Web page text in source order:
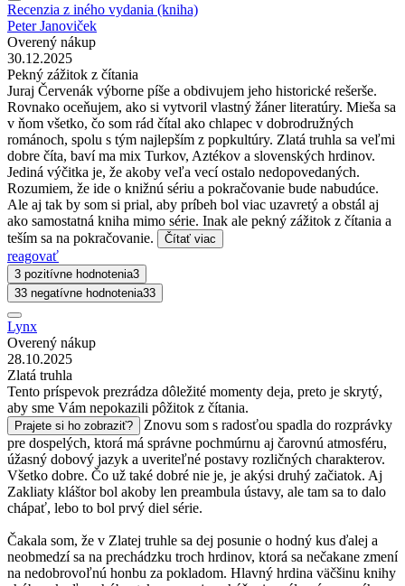
Recenzia z iného vydania (kniha)
Peter Janoviček
Overený nákup
30.12.2025
Pekný zážitok z čítania
Juraj Červenák výborne píše a obdivujem jeho historické rešerše.
Rovnako oceňujem, ako si vytvoril vlastný žáner literatúry. Mieša sa
v ňom všetko, čo som rád čítal ako chlapec v dobrodružných
románoch, spolu s tým najlepším z popkultúry. Zlatá truhla sa veľmi
dobre číta, baví ma mix Turkov, Aztékov a slovenských hrdinov.
Jediná výčitka je, že akoby veľa vecí ostalo nedopovedaných.
Rozumiem, že ide o knižnú sériu a pokračovanie bude nabudúce.
Ale aj tak by som si prial, aby príbeh bol viac uzavretý a obstál aj
ako samostatná kniha mimo série. Inak ale pekný zážitok z čítania a
teším sa na pokračovanie.
Čítať viac
reagovať
3 pozitívne hodnotenia3
33 negatívne hodnotenia33
Lynx
Overený nákup
28.10.2025
Zlatá truhla
Tento príspevok prezrádza dôležité momenty deja, preto je skrytý,
aby sme Vám nepokazili pôžitok z čítania.
Prajete si ho zobraziť?
Znovu som s radosťou spadla do rozprávky
pre dospelých, ktorá má správne pochmúrnu aj čarovnú atmosféru,
úžasný dobový jazyk a uveriteľné postavy rozličných charakterov.
Všetko dobre. Čo už také dobré nie je, je akýsi druhý začiatok. Aj
Zakliaty kláštor bol akoby len preambula ústavy, ale tam sa to dalo
chápať, lebo to bol prvý diel série.
Čakala som, že v Zlatej truhle sa dej posunie o hodný kus ďalej a
neobmedzí sa na prechádzku troch hrdinov, ktorá sa nečakane zmení
na nedobrovoľnú honbu za pokladom. Hlavný hrdina väčšinu knihy